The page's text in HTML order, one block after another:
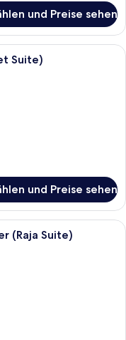
und Preise sehen
mit einem großen
Suite)
und Preise sehen
mit Bett, weißer
(Raja Suite)